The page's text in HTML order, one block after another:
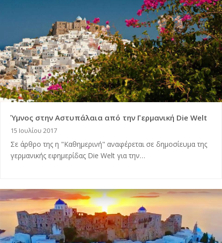
Ύμνος στην Αστυπάλαια από την Γερμανική Die Welt
15 Ιουλίου 2017
Σε άρθρο της η "Καθημερινή" αναφέρεται σε δημοσίευμα της
γερμανικής εφημερίδας Die Welt για την…